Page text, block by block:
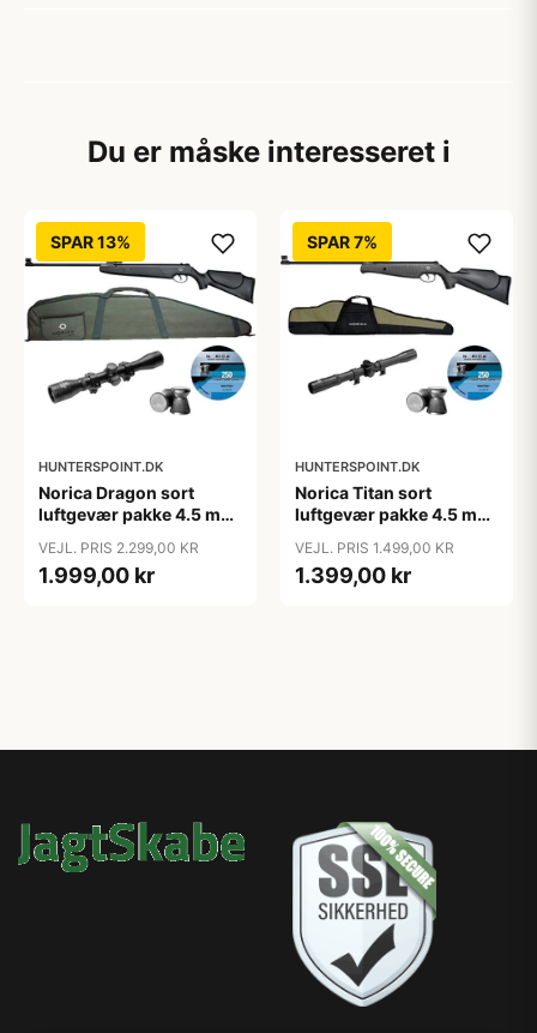
Du er måske interesseret i
SPAR 13%
HUNTERSPOINT.DK
Norica Dragon sort
luftgevær pakke 4.5 mm.
og hagl
VEJL. PRIS 2.299,00 KR
1.999,00 kr
SPAR 7%
HUNTERSPOINT.DK
Norica Titan sort
luftgevær pakke 4.5 mm.
og hagl
VEJL. PRIS 1.499,00 KR
1.399,00 kr